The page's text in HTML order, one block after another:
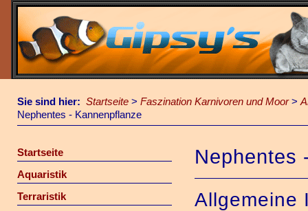
Sie sind hier: Startseite > Faszination Karnivoren und Moor>
Nephentes - Kannenpflanze
Startseite
Aquaristik
Terraristik
Nephentes
Allgemeine